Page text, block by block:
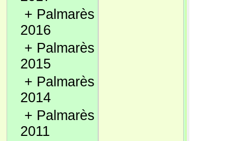
+ Palmarès
2016
+ Palmarès
2015
+ Palmarès
2014
+ Palmarès
2011